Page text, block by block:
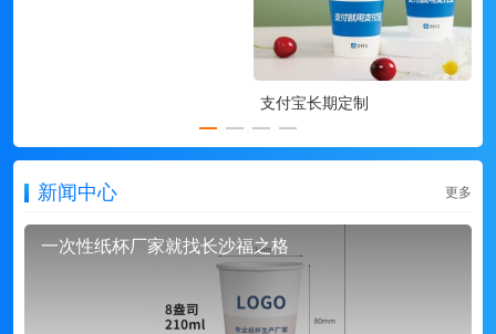
支付宝长期定制
新闻中心 更多
一次性纸杯厂家就找长沙福之格